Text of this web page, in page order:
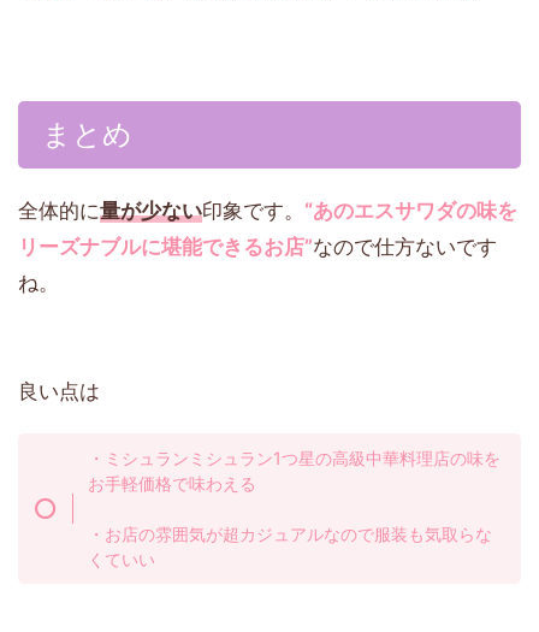
まとめ
全体的に量が少ない印象です。 “あのエスサワダの味を
リーズナブルに堪能できるお店”なので仕方ないです
ね。
良い点は
・ミシュランミシュラン1つ星の高級中華料理店の味を
お手軽価格で味わえる
・お店の雰囲気が超カジュアルなので服装も気取らな
くていい